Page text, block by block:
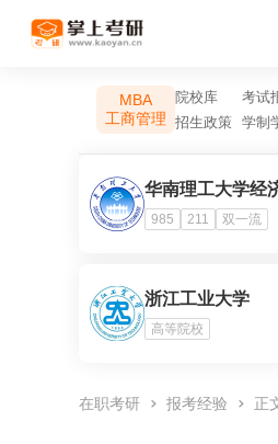
MBA
工商管理
院校库
考试
招生政策
学制
华南理工大学经
985 211 双一流
浙江工业大学
高等院校
在职考研 报考经验 正